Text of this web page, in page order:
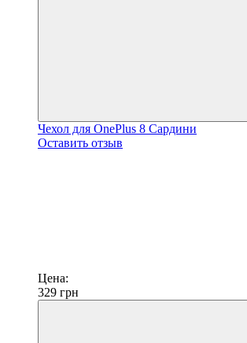
Чехол для OnePlus 8 Сардини
Оставить отзыв
Цена:
329 грн